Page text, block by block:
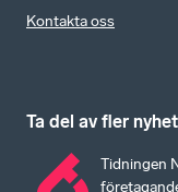
Kontakta oss
Ta del av fler
Tidningen